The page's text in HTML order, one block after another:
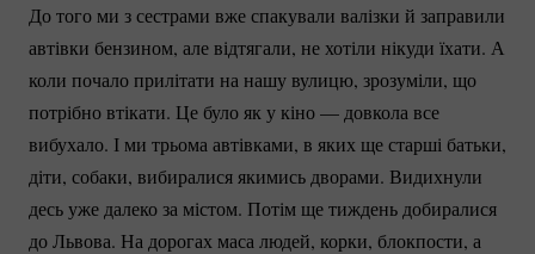
До того ми з сестрами вже спакували валізки й заправили
автівки бензином, але відтягали, не хотіли нікуди їхати. А
коли почало прилітати на нашу вулицю, зрозуміли, що
потрібно втікати. Це було як у кіно — довкола все
вибухало. І ми трьома автівками, в яких ще старші батьки,
діти, собаки, вибиралися якимись дворами. Видихнули
десь уже далеко за містом. Потім ще тиждень добиралися
до Львова. На дорогах маса людей, корки, блокпости, а